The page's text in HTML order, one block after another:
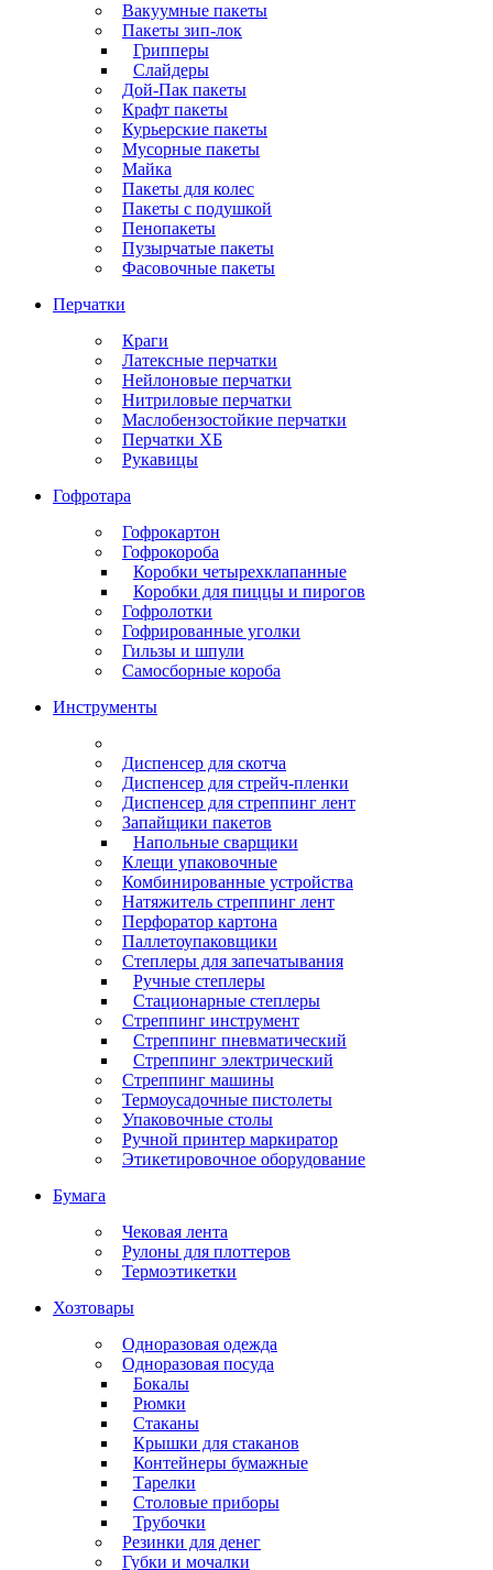
Вакуумные пакеты
Пакеты зип-лок
Грипперы
Слайдеры
Дой-Пак пакеты
Крафт пакеты
Курьерские пакеты
Мусорные пакеты
Майка
Пакеты для колес
Пакеты с подушкой
Пенопакеты
Пузырчатые пакеты
Фасовочные пакеты
Перчатки
Краги
Латексные перчатки
Нейлоновые перчатки
Нитриловые перчатки
Маслобензостойкие перчатки
Перчатки ХБ
Рукавицы
Гофротара
Гофрокартон
Гофрокороба
Коробки четырехклапанные
Коробки для пиццы и пирогов
Гофролотки
Гофрированные уголки
Гильзы и шпули
Самосборные короба
Инструменты
Диспенсер для скотча
Диспенсер для стрейч-пленки
Диспенсер для стреппинг лент
Запайщики пакетов
Напольные сварщики
Клещи упаковочные
Комбинированные устройства
Натяжитель стреппинг лент
Перфоратор картона
Паллетоупаковщики
Степлеры для запечатывания
Ручные степлеры
Стационарные степлеры
Стреппинг инструмент
Стреппинг пневматический
Стреппинг электрический
Стреппинг машины
Термоусадочные пистолеты
Упаковочные столы
Ручной принтер маркиратор
Этикетировочное оборудование
Бумага
Чековая лента
Рулоны для плоттеров
Термоэтикетки
Хозтовары
Одноразовая одежда
Одноразовая посуда
Бокалы
Рюмки
Стаканы
Крышки для стаканов
Контейнеры бумажные
Тарелки
Столовые приборы
Трубочки
Резинки для денег
Губки и мочалки